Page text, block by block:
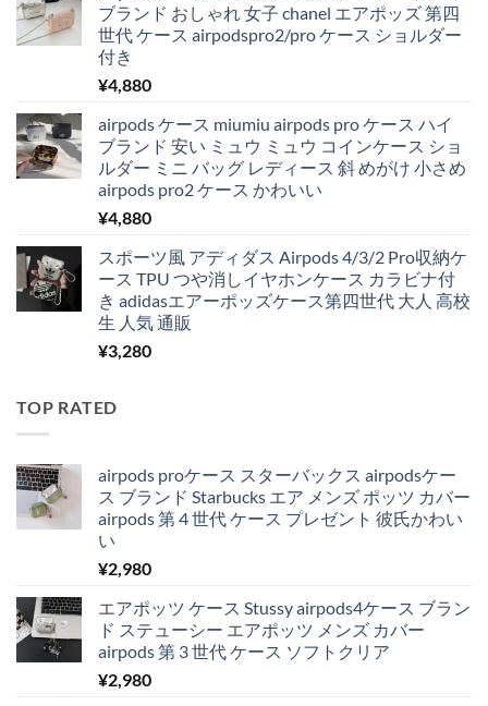
ブランド おしゃれ 女子 chanel エアポッズ 第四
世代 ケース airpodspro2/pro ケース ショルダー
付き
¥4,880
airpods ケース miumiu airpods pro ケース ハイ
ブランド 安い ミュウ ミュウ コインケース ショ
ルダー ミニ バッグ レディース 斜 めがけ 小さめ
airpods pro2 ケース かわいい
¥4,880
スポーツ風 アディダス Airpods 4/3/2 Pro収納ケ
ース TPU つや消しイヤホンケース カラビナ付
き adidasエアーポッズケース第四世代 大人 高校
生 人気 通販
¥3,280
TOP RATED
airpods proケース スターバックス airpodsケー
ス ブランド Starbucks エア メンズ ポッツ カバー
airpods 第 4 世代 ケース プレゼント 彼氏かわい
い
¥2,980
エアポッツ ケース Stussy airpods4ケース ブラン
ド ステューシー エアポッツ メンズ カバー
airpods 第 3 世代 ケース ソフトクリア
¥2,980